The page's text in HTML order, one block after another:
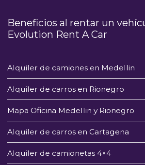
Beneficios al rentar un
Evolution Rent A Car
Alquiler de camiones en Medellin
Alquiler de carros en Rionegro
Mapa Oficina Medellin y Rionegro
Alquiler de carros en Cartagena
Alquiler de camionetas 4×4